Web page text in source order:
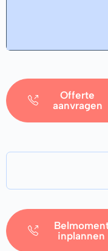
Offerte
aanvragen
inplannen